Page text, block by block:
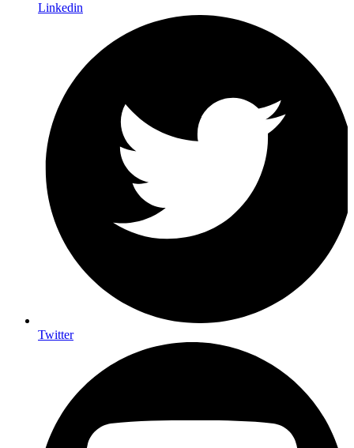
Linkedin
Twitter